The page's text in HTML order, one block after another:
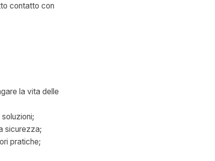
contatto con
la vita delle
sicurezza;
pratiche;